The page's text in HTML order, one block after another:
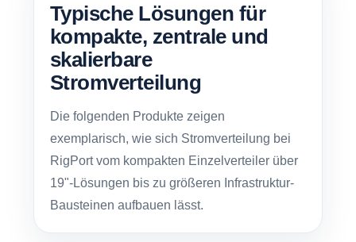
Typische Lösungen für
kompakte, zentrale und
skalierbare
Stromverteilung
Die folgenden Produkte zeigen
exemplarisch, wie sich Stromverteilung bei
RigPort vom kompakten Einzelverteiler über
19"-Lösungen bis zu größeren Infrastruktur-
Bausteinen aufbauen lässt.